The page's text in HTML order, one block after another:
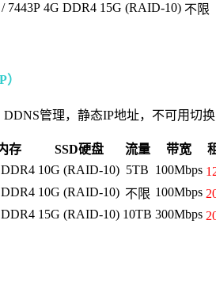
7443P 4G DDR4 15G (RAID-10) 不限
管理，静态IP地址，不可用切换
存 SSD硬盘 流量 带宽
10G (RAID-10) 5TB 100Mbps
10G (RAID-10) 不限 100Mbps
15G (RAID-10) 10TB 300Mbps